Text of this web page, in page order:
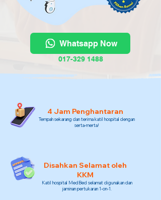
Whatsapp Now
017-329 1488
4 Jam Penghantaran
Tempah sekarang dan terima katil hospital dengan
serta-merta!
Disahkan Selamat oleh
KKM
Katil hospital MedBed selamat digunakan dan
jaminan pertukaran 1-on-1.